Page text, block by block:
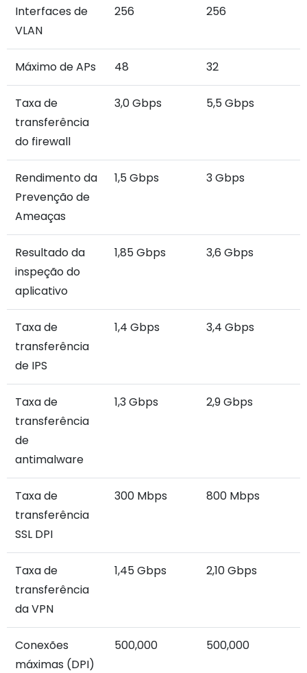
Interfaces de
VLAN
256 256
Máximo de APs 48 32
Taxa de
transferência
do firewall
3,0 Gbps 5,5 Gbps
Rendimento da
Prevenção de
Ameaças
1,5 Gbps 3 Gbps
Resultado da
inspeção do
aplicativo
1,85 Gbps 3,6 Gbps
Taxa de
transferência
de IPS
1,4 Gbps 3,4 Gbps
Taxa de
transferência
de
antimalware
1,3 Gbps 2,9 Gbps
Taxa de
transferência
SSL DPI
300 Mbps 800 Mbps
Taxa de
transferência
da VPN
1,45 Gbps 2,10 Gbps
Conexões
máximas (DPI)
500,000 500,000